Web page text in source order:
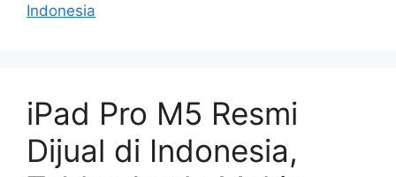
Indonesia
iPad Pro M5 Resmi
Dijual di Indonesia,